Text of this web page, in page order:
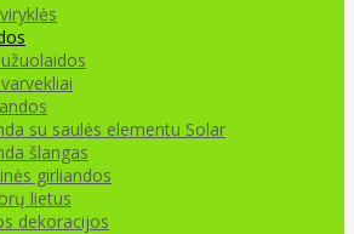
su saulės elementu Solar
šlangas
girliandos
lietus
dekoracijos